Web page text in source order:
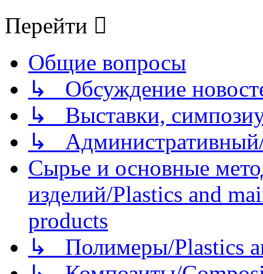
Перейти
Общие вопросы
↳ Обсуждение
↳ Выставки,
↳
Сырье и основные
изделий/Plastics and
products
↳ Полимеры/Plastics